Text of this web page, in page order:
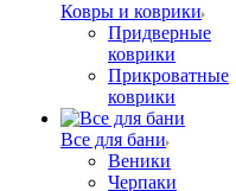
Ковры и коврики
Придверные
коврики
Прикроватные
коврики
Все для бани
Веники
Черпаки